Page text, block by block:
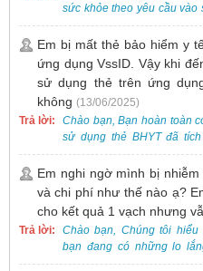
sức khỏe theo yêu cầu vào
thứ Bảy. Nếu bạn có nhu
lòng đặt lịch trước để được
xếp thời gian phù hợp.
Em bị mất thẻ bảo hiểm y
ứng dụng VssID. Vậy khi
sử dụng thẻ trên ứng
không (13/06/2025)
Trả lời:
Chào bạn, Bạn hoàn toàn
sử dụng thẻ BHYT đã
trên ứng dụng VssID khi
khám và không cần mang
thẻ giấy.
Em nghi ngờ mình bị
và chi phí như thế nào ạ?
cho kết quả 1 vạch nhưng
Trả lời:
Chào bạn, Chúng tôi hiểu
bạn đang có những lo
nguy cơ nhiễm HPV. Tại